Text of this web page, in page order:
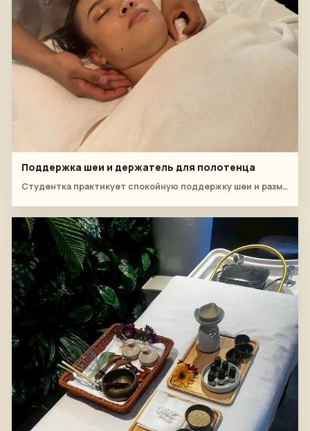
Поддержка шеи и держатель для полотенца
Студентка практикует спокойную поддержку шеи и размещение полотенца, пока клиент лежит на кровати, укрывшись.